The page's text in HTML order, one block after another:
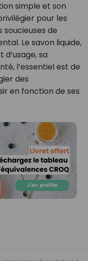
simple et son
pour les
soucieuses de
Le savon liquide,
sa
l’essentiel est de
des
en fonction de ses